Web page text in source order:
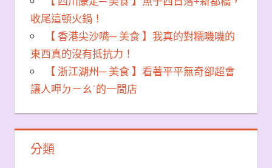
收尾這頓火鍋！
【 香港尖沙嘴─ 美食 】我真的對糯嘰嘰的
東西真的沒有抵抗力！
【 浙江湖州─ 美食 】看著平平無奇卻超會
讓人呷ㄉㄧㄠˊ的一間店
分類